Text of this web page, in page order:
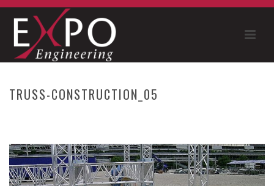
TRUSS-CONSTRUCTION_05